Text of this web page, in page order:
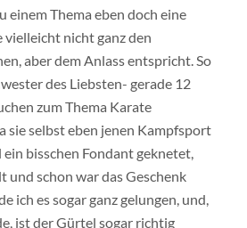
einem Thema eben doch eine
vielleicht nicht ganz den
aber dem Anlass entspricht. So
des Liebsten- gerade 12
zum Thema Karate
sie selbst eben jenen Kampfsport
bisschen Fondant geknetet,
und schon war das Geschenk
ich es sogar ganz gelungen, und,
ist der Gürtel sogar richtig